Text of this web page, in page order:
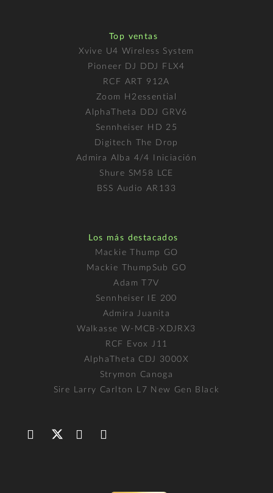
Top ventas
Xvive U4 Wireless System
Pioneer DJ DDJ FLX4
RCF ART 912A
Zoom H2essential
AlphaTheta DDJ GRV6
Sennheiser HD 25
Digitech The Drop
Admira Alba 4/4 Iniciación
Shure SM58 LCE
BSS Audio AR133
Los más destacados
Mackie Thump GO
Mackie ThumpSub GO
Adam T7V
Sennheiser IE 200
Admira Juanita
Walkasse W-MCB-XDJRX3
RCF Evox J11
AlphaTheta CDJ 3000X
Strymon Canoga
Sire Larry Carlton L7 New Gen Black